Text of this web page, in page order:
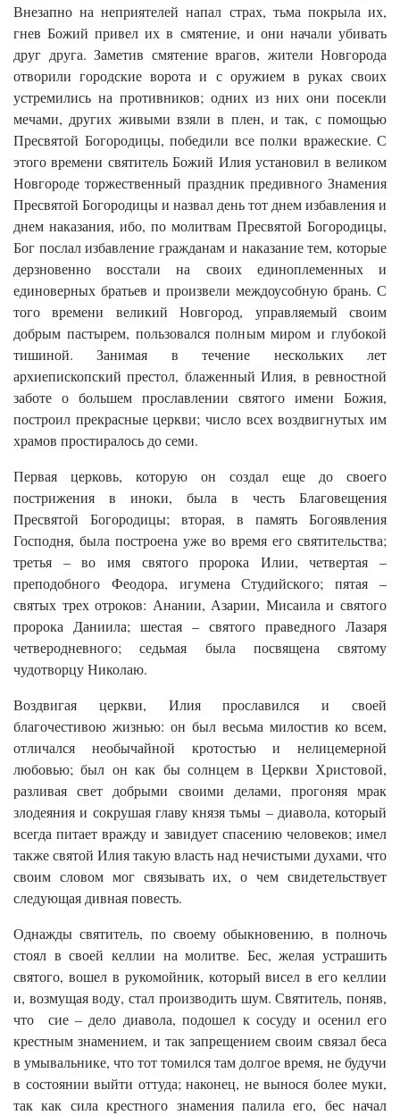
Внезапно на неприятелей напал страх, тьма покрыла их,
гнев Божий привел их в смятение, и они начали убивать
друг друга. Заметив смятение врагов, жители Новгорода
отворили городские ворота и с оружием в руках своих
устремились на противников; одних из них они посекли
мечами, других живыми взяли в плен, и так, с помощью
Пресвятой Богородицы, победили все полки вражеские. С
этого времени святитель Божий Илия установил в великом
Новгороде торжественный праздник предивного Знамения
Пресвятой Богородицы и назвал день тот днем избавления и
днем наказания, ибо, по молитвам Пресвятой Богородицы,
Бог послал избавление гражданам и наказание тем, которые
дерзновенно восстали на своих единоплеменных и
единоверных братьев и произвели междоусобную брань. С
того времени великий Новгород, управляемый своим
добрым пастырем, пользовался полным миром и глубокой
тишиной. Занимая в течение нескольких лет
архиепископский престол, блаженный Илия, в ревностной
заботе о большем прославлении святого имени Божия,
построил прекрасные церкви; число всех воздвигнутых им
храмов простиралось до семи.
Первая церковь, которую он создал еще до своего
пострижения в иноки, была в честь Благовещения
Пресвятой Богородицы; вторая, в память Богоявления
Господня, была построена уже во время его святительства;
третья – во имя святого пророка Илии, четвертая –
преподобного Феодора, игумена Студийского; пятая –
святых трех отроков: Анании, Азарии, Мисаила и святого
пророка Даниила; шестая – святого праведного Лазаря
четверодневного; седьмая была посвящена святому
чудотворцу Николаю.
Воздвигая церкви, Илия прославился и своей
благочестивою жизнью: он был весьма милостив ко всем,
отличался необычайной кротостью и нелицемерной
любовью; был он как бы солнцем в Церкви Христовой,
разливая свет добрыми своими делами, прогоняя мрак
злодеяния и сокрушая главу князя тьмы – диавола, который
всегда питает вражду и завидует спасению человеков; имел
также святой Илия такую власть над нечистыми духами, что
своим словом мог связывать их, о чем свидетельствует
следующая дивная повесть.
Однажды святитель, по своему обыкновению, в полночь
стоял в своей келлии на молитве. Бес, желая устрашить
святого, вошел в рукомойник, который висел в его келлии
и, возмущая воду, стал производить шум. Святитель, поняв,
что сие – дело диавола, подошел к сосуду и осенил его
крестным знамением, и так запрещением своим связал беса
в умывальнике, что тот томился там долгое время, не будучи
в состоянии выйти оттуда; наконец, не вынося более муки,
так как сила крестного знамения палила его, бес начал